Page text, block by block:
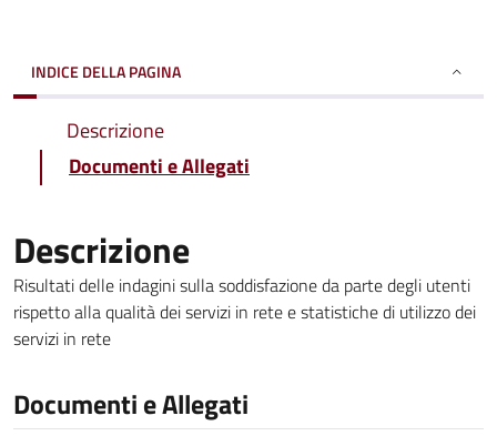
INDICE DELLA PAGINA
Descrizione
Documenti e Allegati
Descrizione
Risultati delle indagini sulla soddisfazione da parte degli utenti
rispetto alla qualità dei servizi in rete e statistiche di utilizzo dei
servizi in rete
Documenti e Allegati